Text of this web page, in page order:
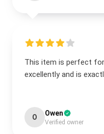
This item is perfect
excellently and is
O Owen
Verified owner